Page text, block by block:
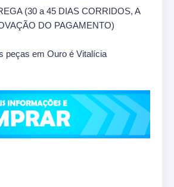
(30 a 45 DIAS CORRIDOS, A
DO PAGAMENTO)
peças em Ouro é Vitalícia